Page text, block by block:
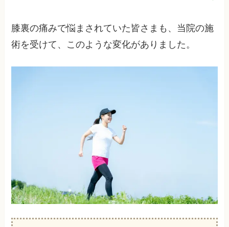
膝裏の痛みで悩まされていた皆さまも、当院の施
術を受けて、このような変化がありました。